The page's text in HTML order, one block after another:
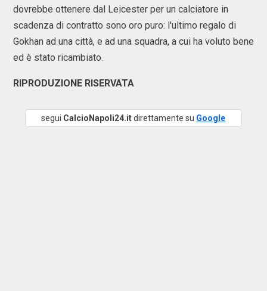
dovrebbe ottenere dal Leicester per un calciatore in
scadenza di contratto sono oro puro: l'ultimo regalo di
Gokhan ad una città, e ad una squadra, a cui ha voluto bene
ed è stato ricambiato.
RIPRODUZIONE RISERVATA
segui CalcioNapoli24.itdirettamente su Google